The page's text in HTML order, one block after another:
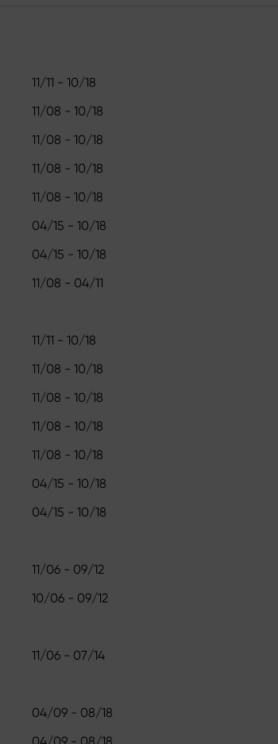
11/11 - 10/18
11/08 - 10/18
11/08 - 10/18
11/08 - 10/18
11/08 - 10/18
04/15 - 10/18
04/15 - 10/18
11/08 - 04/11
11/11 - 10/18
11/08 - 10/18
11/08 - 10/18
11/08 - 10/18
11/08 - 10/18
04/15 - 10/18
04/15 - 10/18
11/06 - 09/12
10/06 - 09/12
11/06 - 07/14
04/09 - 08/18